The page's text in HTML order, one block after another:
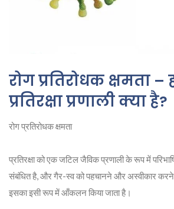
रोग प्रतिरोधक क्षमता –
प्रतिरक्षा प्रणाली क्या है?
रोग प्रतिरोधक क्षमता
प्रतिरक्षा को एक जटिल जैविक प्रणाली के रूप में
संबंधित है, और गैर-स्व को पहचानने और अस्वीकार करने
इसका इसी रूप में आँकलन किया जाता है।